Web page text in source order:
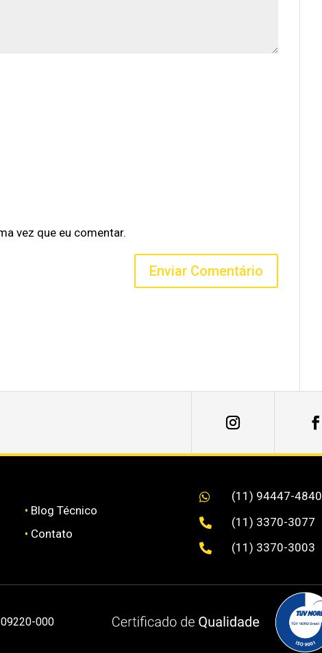
vez que eu comentar.
• Blog Técnico
• Contato
 (11) 94447-4840
 (11) 3370-3077
 (11) 3370-3003
000